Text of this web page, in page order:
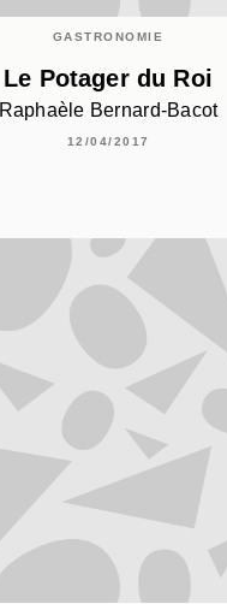
GASTRONOMIE
Le Potager du Roi
Raphaèle Bernard-Bacot
12/04/2017